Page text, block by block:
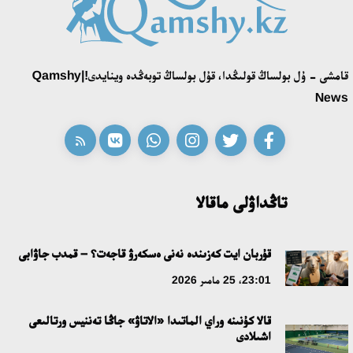
اقەركە امالياتتى قابىلدادى
قازاق تىلىندەگى «قۇت» كونسەپتىسىنىڭ لينگۆومادەني سيپاتى
ابايدىڭ ادام تاربيەسى تۋرالى كوزقاراستارىنىڭ وزەكتىلىگى
مە؟
18:16، 20 شىلدە 2026
ۇلتتىق ءارحيۆتىڭ اشىلعانىنا 20 جىل: نەگىزگى جەتىستىكتەرى مەن
دامۋ باعىتى
قامشى - ۇل بولساڭ قولىڭدا، قۇل بولساڭ توبەڭدە وينايدى!|Qamshy
News
تاڭداۋلى ماقالا
قۇربان ايت كەزىندە نەنى ەسكەرۋ قاجەت؟ – قمدب جاۋابى
23:01، 25 مامىر 2026
قالا كۇنىنە وراي الماتىدا «الاتاۋ» جاڭا تەننيس ورتالىعى
اشىلادى